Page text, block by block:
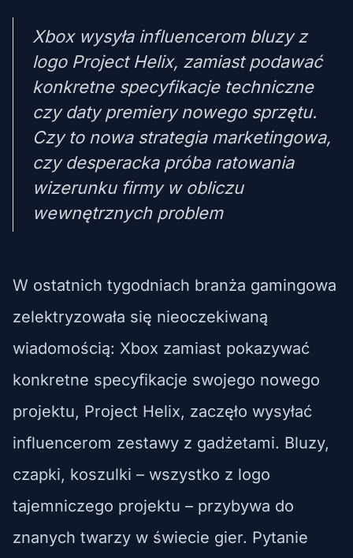
Xbox wysyła influencerom bluzy z
logo Project Helix, zamiast podawać
konkretne specyfikacje techniczne
czy daty premiery nowego sprzętu.
Czy to nowa strategia marketingowa,
czy desperacka próba ratowania
wizerunku firmy w obliczu
wewnętrznych problem
W ostatnich tygodniach branża gamingowa
zelektryzowała się nieoczekiwaną
wiadomością: Xbox zamiast pokazywać
konkretne specyfikacje swojego nowego
projektu, Project Helix, zaczęło wysyłać
influencerom zestawy z gadżetami. Bluzy,
czapki, koszulki – wszystko z logo
tajemniczego projektu – przybywa do
znanych twarzy w świecie gier. Pytanie